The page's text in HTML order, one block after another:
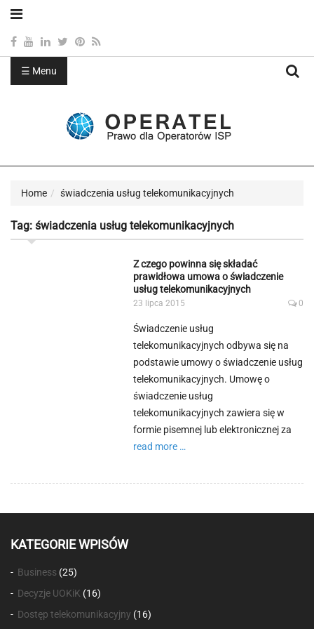
☰ Menu
Home świadczenia usług telekomunikacyjnych
Tag: świadczenia usług telekomunikacyjnych
Z czego powinna się składać
prawidłowa umowa o świadczenie
usług telekomunikacyjnych
23 lipca 2015 0
Świadczenie usług
telekomunikacyjnych odbywa się na
podstawie umowy o świadczenie usług
telekomunikacyjnych. Umowę o
świadczenie usług
telekomunikacyjnych zawiera się w
formie pisemnej lub elektronicznej za
read more …
powinna
KATEGORIE WPISÓW
Business (25)
Decyzje UOKiK (16)
Dostęp telekomunikacyjny (16)